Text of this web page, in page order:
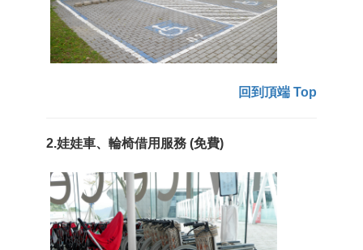
回到頂端 Top
2.娃娃車、輪椅借用服務 (免費)